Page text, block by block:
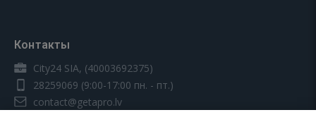
Контакты
City24 SIA, (40003692375)
28259069 (9:00-17:00 пн. - пт.)
contact@getapro.lv